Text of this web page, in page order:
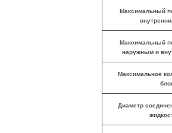
Максимальный
Максимальный
наружным и
Максимальное
Диаметр